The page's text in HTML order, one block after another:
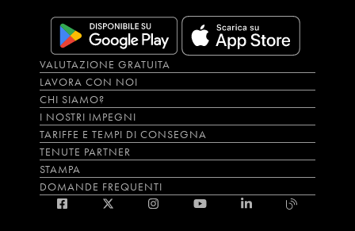
VALUTAZIONE GRATUITA
LAVORA CON NOI
CHI SIAMO?
I NOSTRI IMPEGNI
TARIFFE E TEMPI DI CONSEGNA
TENUTE PARTNER
STAMPA
DOMANDE FREQUENTI